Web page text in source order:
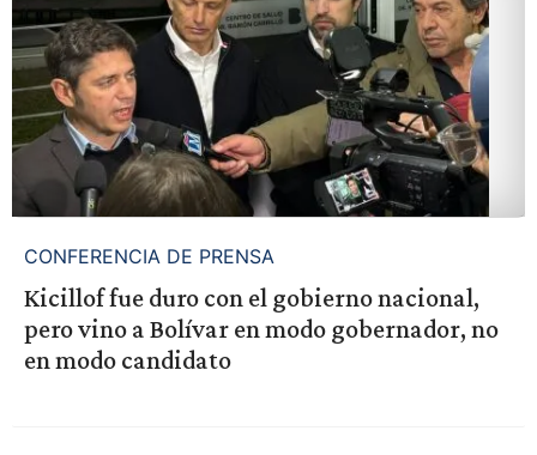
CONFERENCIA DE PRENSA
Kicillof fue duro con el gobierno nacional,
pero vino a Bolívar en modo gobernador, no
en modo candidato